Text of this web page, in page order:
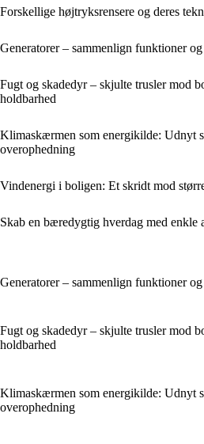
Forskellige højtryksrensere og deres
Generatorer – sammenlign funktioner
Fugt og skadedyr – skjulte trusler mod
holdbarhed
Klimaskærmen som energikilde: Udnyt
overophedning
Vindenergi i boligen: Et skridt mod
Skab en bæredygtig hverdag med
Generatorer – sammenlign funktioner
Fugt og skadedyr – skjulte trusler mod
holdbarhed
Klimaskærmen som energikilde: Udnyt
overophedning